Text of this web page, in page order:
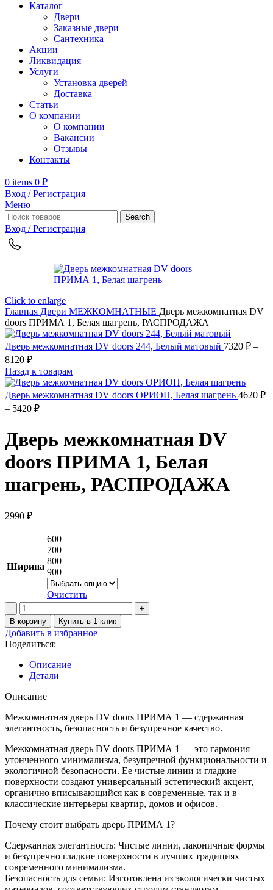
Каталог
Двери
Заказные двери
Сантехника
Акции
Ликвидация
Услуги
Установка дверей
Доставка
Статьи
О компании
О компании
Вакансии
Отзывы
Контакты
0 items 0 ₽
Вход / Регистрация
Меню
Search
Вход / Регистрация
Click to enlarge
Главная Двери МЕЖКОМНАТНЫЕ Дверь межкомнатная DV
doors ПРИМА 1, Белая шагрень, РАСПРОДАЖА
Дверь межкомнатная DV doors 244, Белый матовый 7320 ₽ –
8120 ₽Диапазон
цен:
7320 ₽
–
8120 ₽
Назад к товарам
Дверь межкомнатная DV doors ОРИОН, Белая шагрень 4620 ₽
– 5420 ₽Диапазон
–
5420 ₽
Дверь межкомнатная DV
doors ПРИМА 1, Белая
шагрень, РАСПРОДАЖА
2990 ₽
Ширина
600
700
800
900
Очистить
Количество
товара
Дверь
межкомнатная
DV
doors
ПРИМА
Белая
РАСПРОДАЖА
В корзину Купить в 1 клик
Добавить в избранное
Поделиться:
Описание
Детали
Описание
Межкомнатная дверь DV doors ПРИМА 1 — сдержанная
элегантность, безопасность и безупречное качество.
Межкомнатная дверь DV doors ПРИМА 1 — это гармония
утонченного минимализма, безупречной функциональности и
экологичной безопасности. Ее чистые линии и гладкие
поверхности создают универсальный эстетический акцент,
органично вписывающийся как в современные, так и в
классические интерьеры квартир, домов и офисов.
Почему стоит выбрать дверь ПРИМА 1?
Сдержанная элегантность: Чистые линии, лаконичные формы
и безупречно гладкие поверхности в лучших традициях
современного минимализма.
Безопасность для семьи: Изготовлена из экологически чистых